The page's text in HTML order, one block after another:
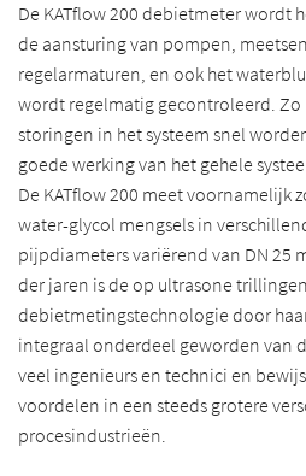
De KATflow 200 debietmeter wordt
de aansturing van pompen,
regelarmaturen, en ook het
wordt regelmatig gecontroleerd.
storingen in het systeem snel
goede werking van het gehele
De KATflow 200 meet voornamelijk
water-glycol mengsels in
pijpdiameters variërend van DN 25
der jaren is de op ultrasone
debietmetingstechnologie door
integraal onderdeel geworden van
veel ingenieurs en technici en
voordelen in een steeds grotere
procesindustrieën.